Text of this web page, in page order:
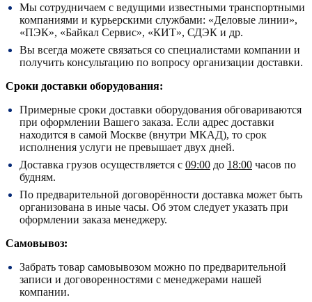
Мы сотрудничаем с ведущими известными транспортными
компаниями и курьерскими службами: «Деловые линии»,
«ПЭК», «Байкал Сервис», «КИТ», СДЭК и др.
Вы всегда можете связаться со специалистами компании и
получить консультацию по вопросу организации доставки.
Сроки доставки оборудования:
Примерные сроки доставки оборудования обговариваются
при оформлении Вашего заказа. Если адрес доставки
находится в самой Москве (внутри МКАД), то срок
исполнения услуги не превышает двух дней.
Доставка грузов осуществляется с 09:00 до 18:00 часов по
будням.
По предварительной договорённости доставка может быть
организована в иные часы. Об этом следует указать при
оформлении заказа менеджеру.
Самовывоз:
Забрать товар самовывозом можно по предварительной
записи и договоренностями с менеджерами нашей
компании.